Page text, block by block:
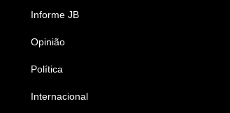
Informe JB
Opinião
Política
Internacional